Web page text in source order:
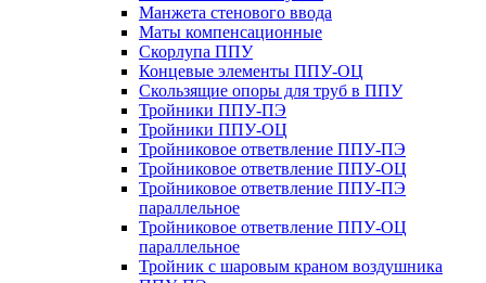
Манжета стенового ввода
Маты компенсационные
Скорлупа ППУ
Концевые элементы ППУ-ОЦ
Скользящие опоры для труб в ППУ
Тройники ППУ-ПЭ
Тройники ППУ-ОЦ
Тройниковое ответвление ППУ-ПЭ
Тройниковое ответвление ППУ-ОЦ
Тройниковое ответвление ППУ-ПЭ
параллельное
Тройниковое ответвление ППУ-ОЦ
параллельное
Тройник с шаровым краном воздушника